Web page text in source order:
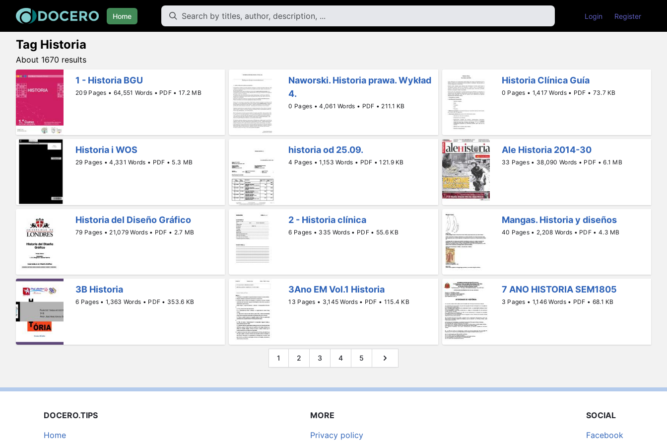
Home Login Register
Tag Historia
About 1670 results
1 - Historia BGU
209 Pages • 64,551 Words • PDF • 17.2 MB
Naworski. Historia prawa. Wykład
4.
0 Pages • 4,061 Words • PDF • 211.1 KB
Historia Clínica Guía
0 Pages • 1,417 Words • PDF • 73.7 KB
Historia i WOS
29 Pages • 4,331 Words • PDF • 5.3 MB
historia od 25.09.
4 Pages • 1,153 Words • PDF • 121.9 KB
Ale Historia 2014-30
33 Pages • 38,090 Words • PDF • 6.1 MB
Historia del Diseño Gráfico
79 Pages • 21,079 Words • PDF • 2.7 MB
2 - Historia clínica
6 Pages • 335 Words • PDF • 55.6 KB
Mangas. Historia y diseños
40 Pages • 2,208 Words • PDF • 4.3 MB
3B Historia
6 Pages • 1,363 Words • PDF • 353.6 KB
3Ano EM Vol.1 Historia
13 Pages • 3,145 Words • PDF • 115.4 KB
7 ANO HISTORIA SEM1805
3 Pages • 1,146 Words • PDF • 68.1 KB
1 2 3 4 5
DOCERO.TIPS
Home
MORE
Privacy policy
SOCIAL
Facebook